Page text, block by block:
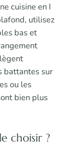
cuisine en I
utilisez
bas et
battantes sur
ou les
bien plus
choisir ?